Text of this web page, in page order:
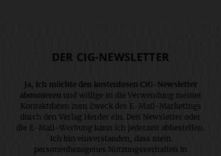
DER CIG-NEWSLETTER
Ja, ich möchte den kostenlosen CiG-Newsletter
abonnieren und willige in die Verwendung meiner
Kontaktdaten zum Zweck des E-Mail-Marketings
durch den Verlag Herder ein. Den Newsletter oder
die E-Mail-Werbung kann ich jederzeit abbestellen.
Ich bin einverstanden, dass mein
personenbezogenes Nutzungsverhalten in